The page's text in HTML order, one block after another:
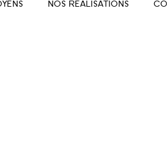
NOS RÉALISATIONS